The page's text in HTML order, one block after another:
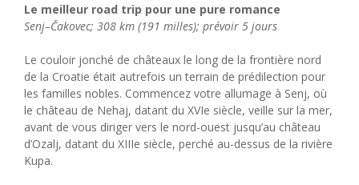
Le meilleur road trip pour une pure romance
Senj–Čakovec; 308 km (191 milles); prévoir 5 jours
Le couloir jonché de châteaux le long de la frontière nord
de la Croatie était autrefois un terrain de prédilection pour
les familles nobles. Commencez votre allumage à Senj, où
le château de Nehaj, datant du XVIe siècle, veille sur la mer,
avant de vous diriger vers le nord-ouest jusqu’au château
d’Ozalj, datant du XIIIe siècle, perché au-dessus de la rivière
Kupa.